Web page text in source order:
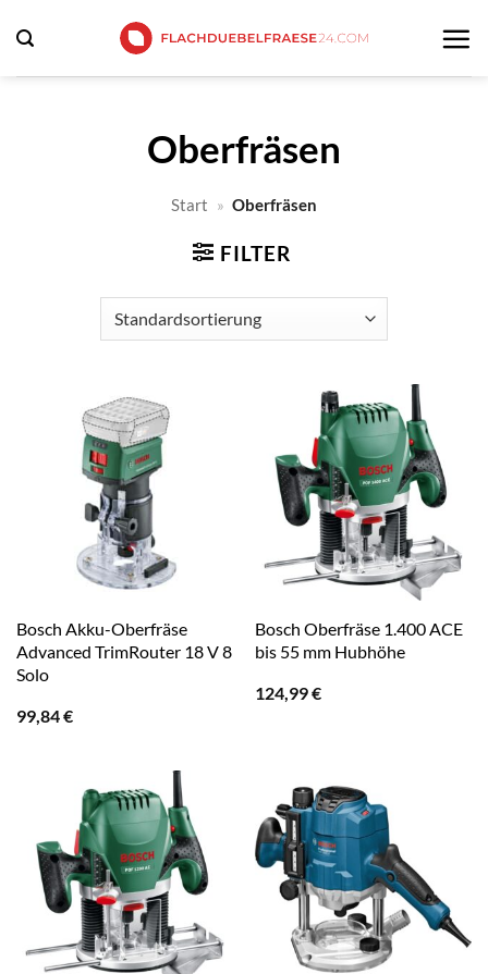
Inhalt
springen
Oberfräsen
Start » Oberfräsen
FILTER
Bosch Akku-Oberfräse
Advanced TrimRouter 18 V 8
Solo
99,84€
Bosch Oberfräse 1.400 ACE
bis 55 mm Hubhöhe
124,99€